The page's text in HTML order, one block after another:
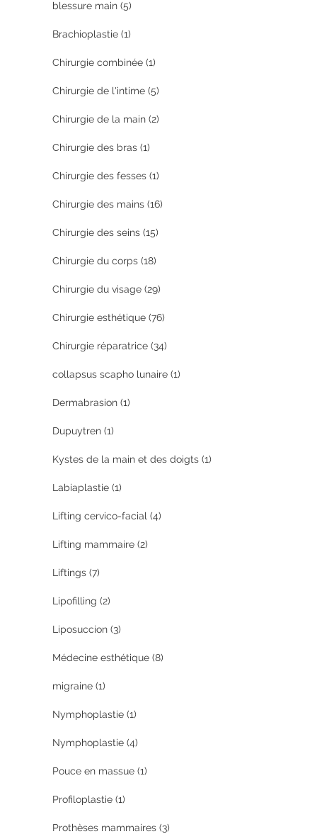
blessure main (5)
Brachioplastie (1)
Chirurgie combinée (1)
Chirurgie de l'intime (5)
Chirurgie de la main (2)
Chirurgie des bras (1)
Chirurgie des fesses (1)
Chirurgie des mains (16)
Chirurgie des seins (15)
Chirurgie du corps (18)
Chirurgie du visage (29)
Chirurgie esthétique (76)
Chirurgie réparatrice (34)
collapsus scapho lunaire (1)
Dermabrasion (1)
Dupuytren (1)
Kystes de la main et des doigts (1)
Labiaplastie (1)
Lifting cervico-facial (4)
Lifting mammaire (2)
Liftings (7)
Lipofilling (2)
Liposuccion (3)
Médecine esthétique (8)
migraine (1)
Nymphoplastie (1)
Nymphoplastie (4)
Pouce en massue (1)
Profiloplastie (1)
Prothèses mammaires (3)